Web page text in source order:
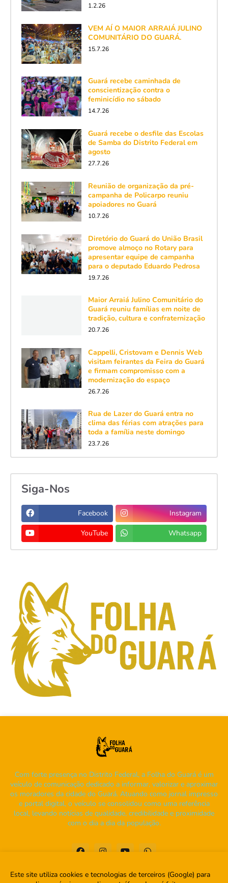
1.2.26
VEM AÍ O MAIOR ARRAIÁ JULINO
COMUNITÁRIO DO GUARÁ.
15.7.26
Guará recebe caminhada de
conscientização contra o
feminicídio no sábado
14.7.26
Guará recebe o desfile das Escolas
de Samba do Distrito Federal em
agosto
27.7.26
Reunião de organização da pré-
campanha de Policarpo reuniu
apoiadores no Guará
10.7.26
Diretório do Guará do União Brasil
promove almoço no Rotary para
apresentar equipe de campanha
para o deputado Eduardo Pedrosa
19.7.26
Maior Arraiá Julino Comunitário do
Guará reuniu famílias em noite de
tradição, cultura e confraternização
20.7.26
Cappelli, Cristovam e Dennis Web
visitam feirantes da Feira do Guará
e firmam compromisso com a
modernização do espaço
26.7.26
Rua de Lazer do Guará entra no
clima das férias com atrações para
toda a família neste domingo
23.7.26
Siga-Nos
Facebook Instagram
YouTube Whatsapp
Com forte presença no Distrito Federal, a Folha do Guará é um
veículo de comunicação dedicado a informar, valorizar e aproximar
os moradores da cidade do Guará. Atuando como jornal impresso
e portal digital, o veículo se consolidou como uma referência
local, levando notícias de qualidade, credibilidade e proximidade
com o dia a dia da população.
Este site utiliza cookies e tecnologias de terceiros (Google) para